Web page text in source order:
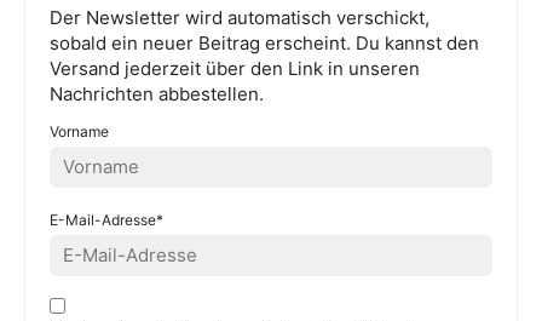
Der Newsletter wird automatisch verschickt,
sobald ein neuer Beitrag erscheint. Du kannst den
Versand jederzeit über den Link in unseren
Nachrichten abbestellen.
Vorname
E-Mail-Adresse*